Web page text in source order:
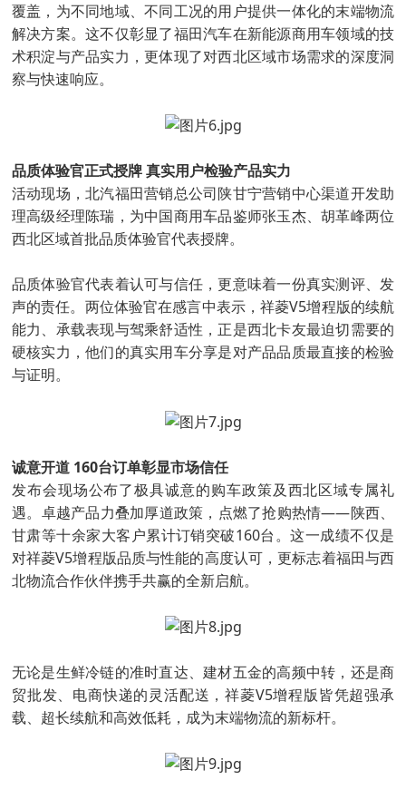
覆盖，为不同地域、不同工况的用户提供一体化的末端物流
解决方案。这不仅彰显了福田汽车在新能源商用车领域的技
术积淀与产品实力，更体现了对西北区域市场需求的深度洞
察与快速响应。
品质体验官正式授牌 真实用户检验产品实力
活动现场，北汽福田营销总公司陕甘宁营销中心渠道开发助
理高级经理陈瑞，为中国商用车品鉴师张玉杰、胡革峰两位
西北区域首批品质体验官代表授牌。
品质体验官代表着认可与信任，更意味着一份真实测评、发
声的责任。两位体验官在感言中表示，祥菱V5增程版的续航
能力、承载表现与驾乘舒适性，正是西北卡友最迫切需要的
硬核实力，他们的真实用车分享是对产品品质最直接的检验
与证明。
诚意开道 160台订单彰显市场信任
发布会现场公布了极具诚意的购车政策及西北区域专属礼
遇。卓越产品力叠加厚道政策，点燃了抢购热情——陕西、
甘肃等十余家大客户累计订销突破160台。这一成绩不仅是
对祥菱V5增程版品质与性能的高度认可，更标志着福田与西
北物流合作伙伴携手共赢的全新启航。
无论是生鲜冷链的准时直达、建材五金的高频中转，还是商
贸批发、电商快递的灵活配送，祥菱V5增程版皆凭超强承
载、超长续航和高效低耗，成为末端物流的新标杆。